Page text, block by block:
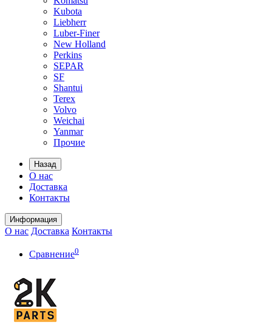
Kubota
Liebherr
Luber-Finer
New Holland
Perkins
SEPAR
SF
Shantui
Terex
Volvo
Weichai
Yanmar
Прочие
Назад
О нас
Доставка
Контакты
Информация
О нас Доставка Контакты
Сравнение0